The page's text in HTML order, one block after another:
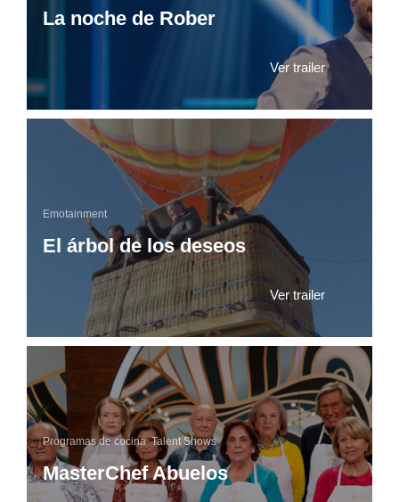
La noche de Rober
Ver trailer
El árbol de los deseos
Emotainment
Ver trailer
MasterChef Abuelos
Programas de cocina,Talent Shows